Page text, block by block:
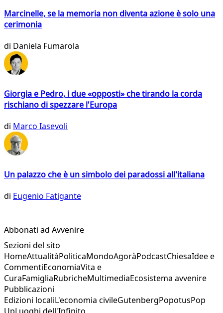
Marcinelle, se la memoria non diventa azione è solo una
cerimonia
di Daniela Fumarola
Giorgia e Pedro, i due «opposti» che tirando la corda
rischiano di spezzare l'Europa
di Marco Iasevoli
Un palazzo che è un simbolo dei paradossi all'italiana
di Eugenio Fatigante
Abbonati ad Avvenire
Sezioni del sito
HomeAttualitàPoliticaMondoAgoràPodcastChiesaIdee e
CommentiEconomiaVita e
CuraFamigliaRubricheMultimediaEcosistema avvenire
Pubblicazioni
Edizioni localiL'economia civileGutenbergPopotusPop